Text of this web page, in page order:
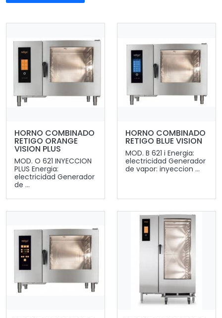
HORNO COMBINADO
RETIGO ORANGE
VISION PLUS
MOD. O 621 INYECCION
PLUS Energia:
electricidad Generador
de ...
HORNO COMBINADO
RETIGO BLUE VISION
MOD. B 621 i Energia:
electricidad Generador
de vapor: inyeccion ...